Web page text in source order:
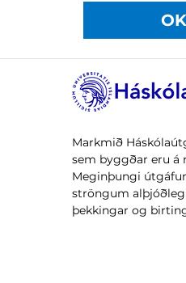
OK
Markmið
sem byggðar eru á
Meginþungi
ströngum
þekkingar og